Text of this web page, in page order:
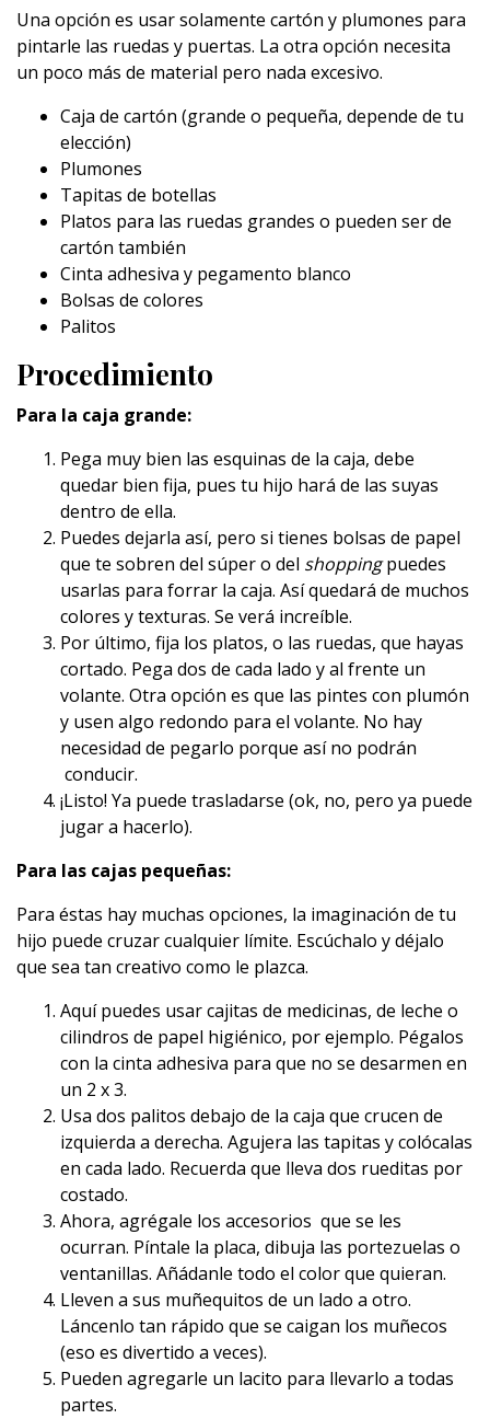
Una opción es usar solamente cartón y plumones para
pintarle las ruedas y puertas. La otra opción necesita
un poco más de material pero nada excesivo.
Caja de cartón (grande o pequeña, depende de tu
elección)
Plumones
Tapitas de botellas
Platos para las ruedas grandes o pueden ser de
cartón también
Cinta adhesiva y pegamento blanco
Bolsas de colores
Palitos
Procedimiento
Para la caja grande:
Pega muy bien las esquinas de la caja, debe
quedar bien fija, pues tu hijo hará de las suyas
dentro de ella.
Puedes dejarla así, pero si tienes bolsas de papel
que te sobren del súper o del shoppingpuedes
usarlas para forrar la caja. Así quedará de muchos
colores y texturas. Se verá increíble.
Por último, fija los platos, o las ruedas, que hayas
cortado. Pega dos de cada lado y al frente un
volante. Otra opción es que las pintes con plumón
y usen algo redondo para el volante. No hay
necesidad de pegarlo porque así no podrán
conducir.
¡Listo! Ya puede trasladarse (ok, no, pero ya puede
jugar a hacerlo).
Para las cajas pequeñas:
Para éstas hay muchas opciones, la imaginación de tu
hijo puede cruzar cualquier límite. Escúchalo y déjalo
que sea tan creativo como le plazca.
Aquí puedes usar cajitas de medicinas, de leche o
cilindros de papel higiénico, por ejemplo. Pégalos
con la cinta adhesiva para que no se desarmen en
un 2 x 3.
Usa dos palitos debajo de la caja que crucen de
izquierda a derecha. Agujera las tapitas y colócalas
en cada lado. Recuerda que lleva dos rueditas por
costado.
Ahora, agrégale los accesorios que se les
ocurran. Píntale la placa, dibuja las portezuelas o
ventanillas. Añádanle todo el color que quieran.
Lleven a sus muñequitos de un lado a otro.
Láncenlo tan rápido que se caigan los muñecos
(eso es divertido a veces).
Pueden agregarle un lacito para llevarlo a todas
partes.